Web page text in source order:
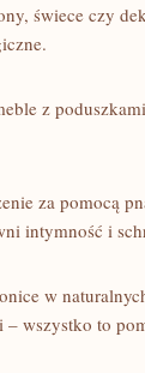
świece czy
z
za pomocą‌
intymność i
w
wszystko to